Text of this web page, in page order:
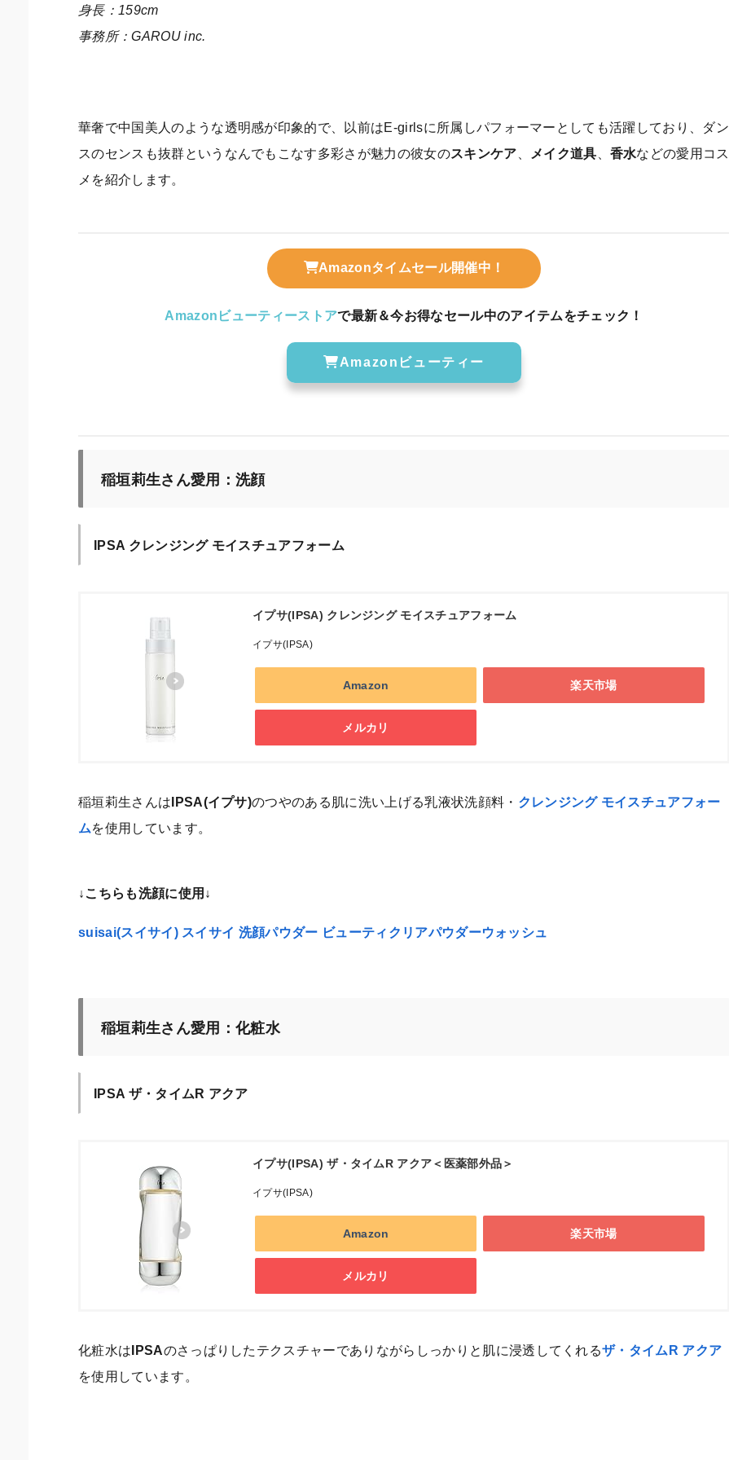
身長：159cm
事務所：GAROU inc.
華奢で中国美人のような透明感が印象的で、以前はE-girlsに所属しパフォーマーとしても活躍しており、ダン
スのセンスも抜群というなんでもこなす多彩さが魅力の彼女のスキンケア メイク道具 香水などの愛用コス
メを紹介します。
Amazonタイムセール開催中！
Amazonビューティーストアで最新＆今お得なセール中のアイテムをチェック！
Amazonビューティー
稲垣莉生さん愛用：洗顔
IPSA クレンジング モイスチュアフォーム
イプサ(IPSA) クレンジング モイスチュアフォーム
イプサ(IPSA)
Amazon 楽天市場
メルカリ
稲垣莉生さんは IPSA(イプサ)のつやのある肌に洗い上げる乳液状洗顔料・ クレンジング モイスチュアフォー
ムを使用しています。
↓こちらも洗顔に使用↓
suisai(スイサイ) スイサイ 洗顔パウダー ビューティクリアパウダーウォッシュ
稲垣莉生さん愛用：化粧水
IPSA ザ・タイムR アクア
イプサ(IPSA) ザ・タイムR アクア＜医薬部外品＞
イプサ(IPSA)
Amazon 楽天市場
メルカリ
化粧水は IPSAのさっぱりしたテクスチャーでありながらしっかりと肌に浸透してくれるザ・タイムR アクア
を使用しています。